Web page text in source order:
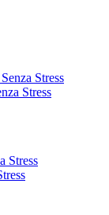
Stress